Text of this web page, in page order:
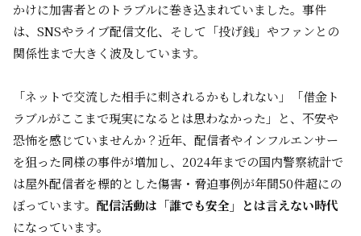
かけに加害者とのトラブルに巻き込まれていました。事件
は、SNSやライブ配信文化、そして「投げ銭」やファンとの
関係性まで大きく波及しています。
「ネットで交流した相手に刺されるかもしれない」「借金ト
ラブルがここまで現実になるとは思わなかった」と、不安や
恐怖を感じていませんか？近年、配信者やインフルエンサー
を狙った同様の事件が増加し、 2024年までの国内警察統計で
は屋外配信者を標的とした傷害・脅迫事例が年間50件超にの
ぼっています。 配信活動は「誰でも安全」とは言えない時代
になっています。